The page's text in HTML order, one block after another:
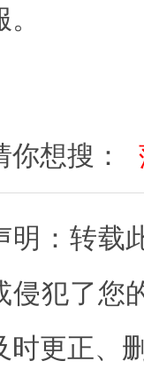
。
你想搜：
明：转载
侵犯了您
时更正、